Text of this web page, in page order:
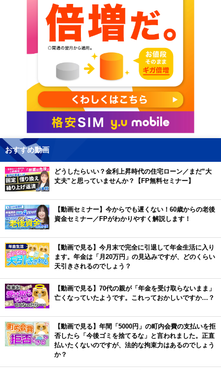
おすすめ動画
どうしたらいい？金利上昇時代の住宅ローン／まだ”大
丈夫”と思っていませんか？【FP無料セミナー】
【動画セミナー】今からでも遅くない！60歳からの老後
資金セミナー／FPがわかりやすく解説します！
【動画で見る】今月末で完全に引退して年金生活に入り
ます。年金は「月20万円」の見込みですが、どのくらい
天引きされるのでしょう？
【動画で見る】70代の親が「年金を受け取らないまま」
亡くなっていたようです。これっておかしいですか…？
【動画で見る】年間「5000円」の町内会費の支払いを拒
否したら「今後ゴミを捨てるな」と言われました。正直
払いたくないのですが、法的な拘束力はあるのでしょう
か？